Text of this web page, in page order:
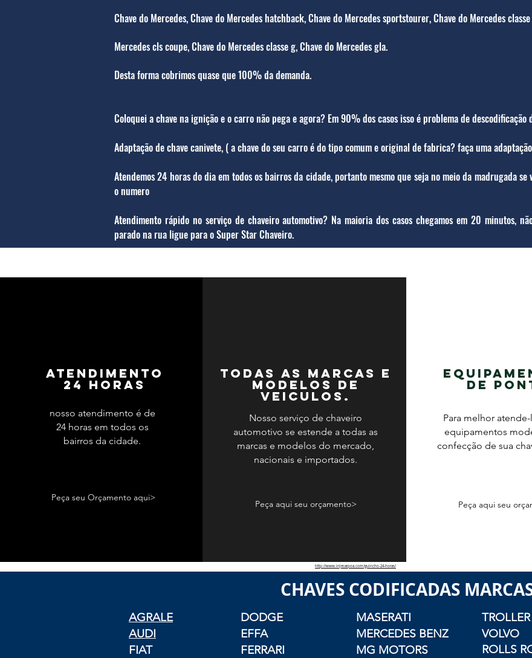
Chave do Mercedes, Chave do Mercedes hatchback, Chave do Mercedes sportstourer, Chave do Mercedes
Mercedes cls coupe, Chave do Mercedes classe g, Chave do Mercedes gla.
Desta forma cobrimos quase que 100% da demanda.
Coloquei a chave na ignição e o carro não pega e agora? Em 90% dos casos isso é problema de descodificação
Adaptação de chave canivete, ( a chave do seu carro é do tipo comum e original de fabrica? faça uma
Atendemos 24 horas do dia em todos os bairros da cidade, portanto mesmo que seja no meio da madrugada
o numero
Atendimento rápido no serviço de chaveiro automotivo? Na maioria dos casos chegamos em 20 minutos,
parado na rua ligue para o Super Star Chaveiro.
ATENDIMENTO
24 HORAS
nosso atendimento é de
24 horas em todos os
bairros da cidade.
Peça seu Orçamento aqui>
Todas as marcas e
modelos de
veiculos.
Nosso serviço de chaveiro
automotivo se estende a todas as
marcas e modelos do mercado,
nacionais e importados.
Peça aqui seu orçamento>
de
Para melhor
equipamentos
confecção de sua
Peça aqui seu
http://www.injecarpoa.com/guincho-24-horas/
CHAVES CODIFICADAS
AGRALE
AUDI
FIAT
FERRARI
EFFA
DODGE
ROLLS
MG MOTORS
MERCEDES BENZ
MASERATI
VOLVO
TROLLER